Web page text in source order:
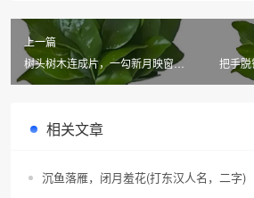
上一篇
树头树木连成片，一勾新月映窗前
(黑龙江市、县名)
把手脱
相关文章
沉鱼落雁，闭月羞花(打东汉人名，二字)